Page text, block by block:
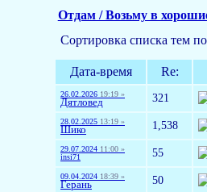
Отдам / Возьму в
Сортировка списка тем
Дата-время Re:
26.02.2026 19:19 »
Дятловед 321
28.02.2025 13:19 »
Шико 1,538
29.07.2024 11:00 »
insi71
55
09.04.2024 18:39 »
Герань 50